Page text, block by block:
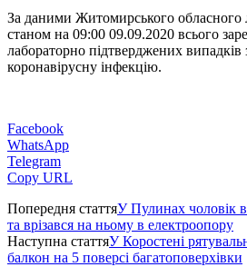
За даними Житомирського обласного
станом на 09:00 09.09.2020 всього
лабораторно підтверджених
коронавірусну інфекцію.
Facebook
WhatsApp
Telegram
Copy URL
Попередня статтяУ Пулинах чоловік
та врізався на ньому в електроопору
Наступна статтяУ Коростені
балкон на 5 поверсі багатоповерхівки